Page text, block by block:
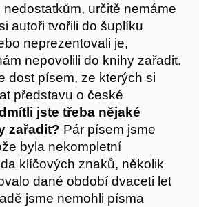
určitě nemáme
autoři tvořili do šuplíku
neprezentovali je,
nepovolili do knihy zařadit.
dost písem, ze kterých si
představu o české
jste třeba nějaké
zařadit? Pár písem jsme
byla nekompletní
klíčových znaků, několik
dané období dvaceti let
jsme nemohli písma